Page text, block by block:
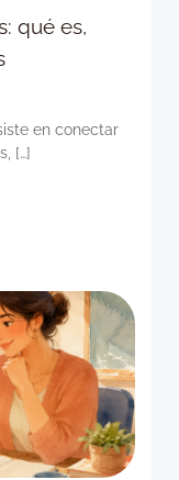
qué es,
en conectar
[…]